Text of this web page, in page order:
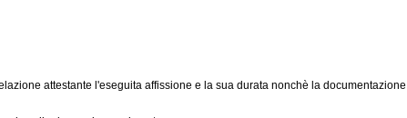
attestante l'eseguita affissione e la sua durata nonchè la